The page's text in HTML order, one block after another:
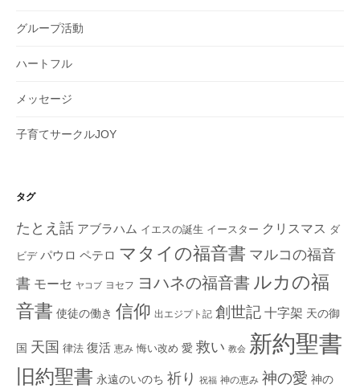
グループ活動
ハートフル
メッセージ
子育てサークルJOY
タグ
たとえ話 アブラハム イエスの誕生 イースター クリスマス ダ
ビデ パウロ ペテロ マタイの福音書 マルコの福音
書 モーセ ヤコブ ヨセフ ヨハネの福音書 ルカの福
音書 使徒の働き 信仰 出エジプト記 創世記 十字架 天の御
国 天国 律法 復活 恵み 悔い改め 愛 救い 教会 新約聖書
旧約聖書 永遠のいのち 祈り 祝福 神の恵み 神の愛 神の